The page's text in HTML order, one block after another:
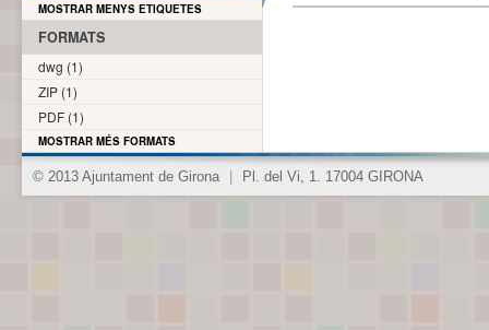
MOSTRAR MENYS ETIQUETES
FORMATS
dwg (1)
ZIP (1)
PDF (1)
MOSTRAR MÉS FORMATS
© 2013 Ajuntament de Girona Pl. del Vi, 1. 17004 GIRONA